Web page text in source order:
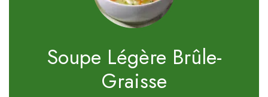
Soupe Légère Brûle-
Graisse